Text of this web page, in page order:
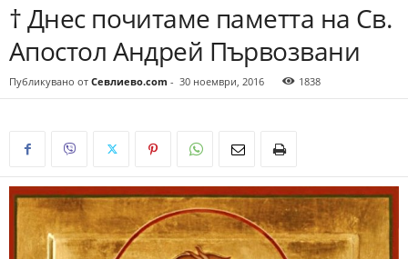
† Днес почитаме паметта на Св.
Апостол Андрей Първозвани
Публикувано от Севлиево.com - 30 ноември, 2016 1838